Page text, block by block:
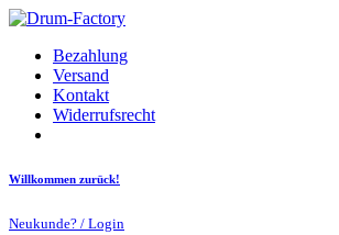
Bezahlung
Versand
Kontakt
Widerrufsrecht
Willkommen zurück!
Neukunde? / Login